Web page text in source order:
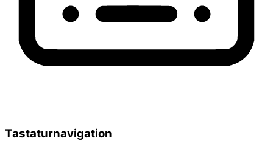
Tastaturnavigation